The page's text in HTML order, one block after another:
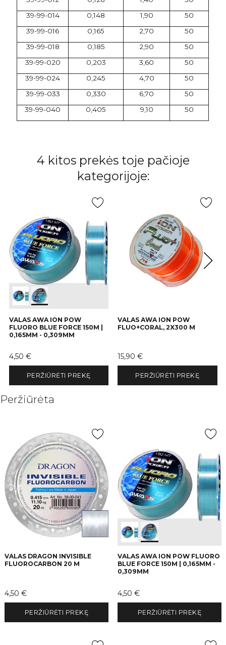
39-99-014
0,148 1,90
50
39-99-016
0,165 2,70
50
39-99-018
0,185 2,90
50
39-99-020
0,203 3,60
50
39-99-024
0,245 4,70
50
39-99-033
0,330 6,70
50
39-99-040
0,405 9,10 50
4 kitos prekės toje pačioje
kategorijoje:
VALAS AWA ION POW
FLUORO BLUE FORCE 150M |
0,165MM - 0,309MM
Kaina
4,50 €
PERŽIŪRĖTI PREKĘ
VALAS AWA ION POW
FLUO+CORAL, 2X300 M
Kaina
15,90 €
PERŽIŪRĖTI PREKĘ
Peržiūrėta
VALAS DRAGON INVISIBLE
FLUOROCARBON 20 M
Kaina
4,50 €
PERŽIŪRĖTI PREKĘ
VALAS AWA ION POW FLUORO
BLUE FORCE 150M | 0,165MM -
0,309MM
Kaina
4,50 €
PERŽIŪRĖTI PREKĘ